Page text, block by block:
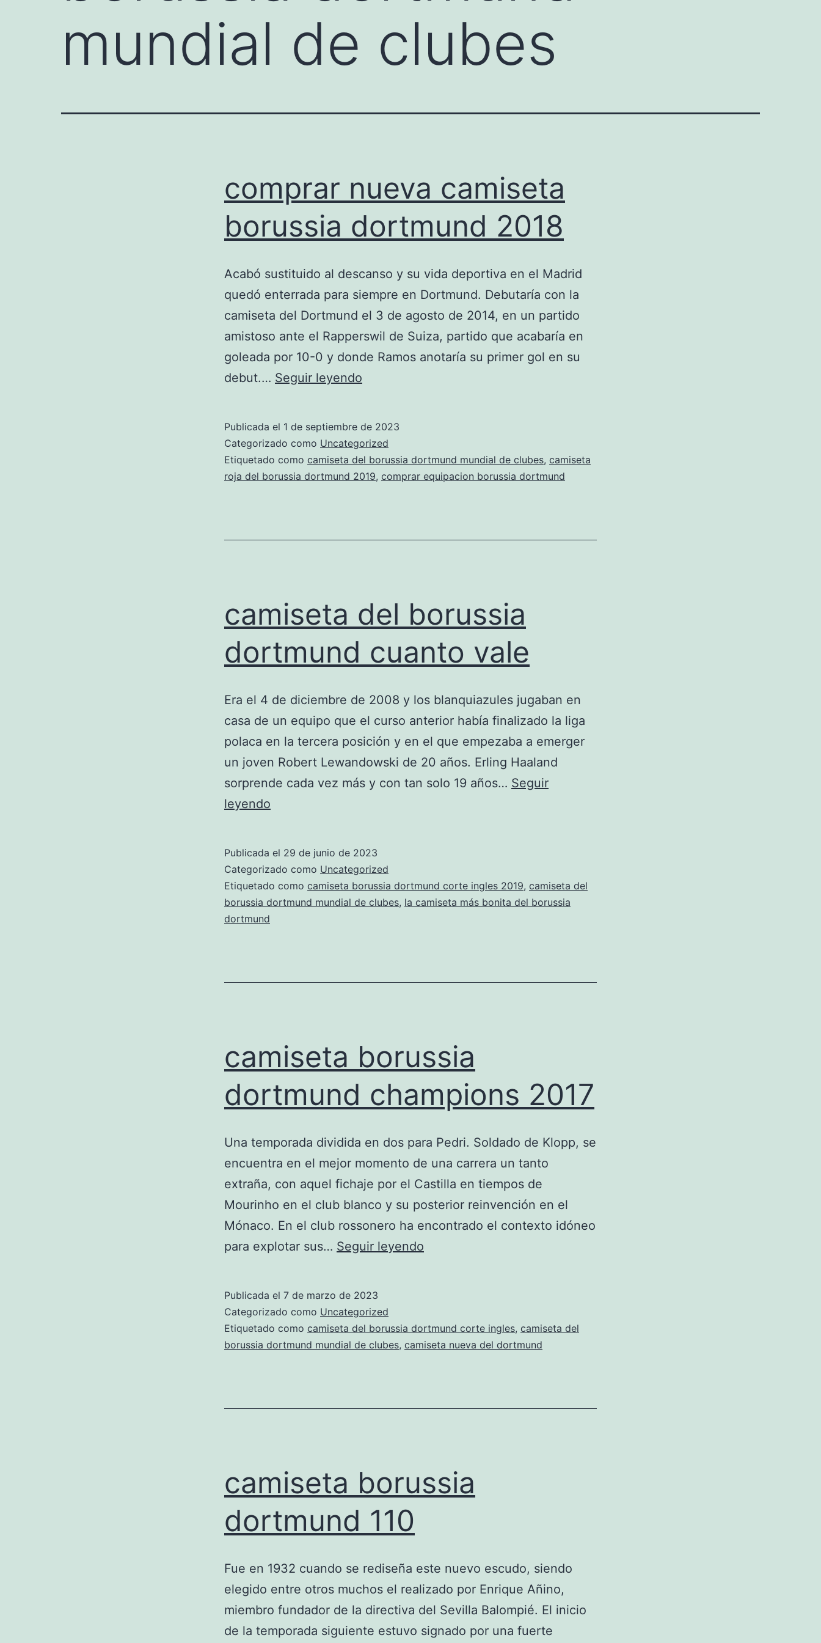
mundial de clubes
comprar nueva camiseta
borussia dortmund 2018
Acabó sustituido al descanso y su vida deportiva en el Madrid
quedó enterrada para siempre en Dortmund. Debutaría con la
camiseta del Dortmund el 3 de agosto de 2014, en un partido
amistoso ante el Rapperswil de Suiza, partido que acabaría en
goleada por 10-0 y donde Ramos anotaría su primer gol en su
debut.… Seguir leyendo
borussia
dortmund
2018
Publicada el 1 de septiembre de 2023
Categorizado como Uncategorized
Etiquetado como camiseta del borussia dortmund mundial de clubes, camiseta
roja del borussia dortmund 2019, comprar equipacion borussia dortmund
camiseta del borussia
dortmund cuanto vale
Era el 4 de diciembre de 2008 y los blanquiazules jugaban en
casa de un equipo que el curso anterior había finalizado la liga
polaca en la tercera posición y en el que empezaba a emerger
un joven Robert Lewandowski de 20 años. Erling Haaland
sorprende cada vez más y con tan solo 19 años… Seguir
leyendo
dortmund
cuanto
vale
Publicada el 29 de junio de 2023
Categorizado como Uncategorized
Etiquetado como camiseta borussia dortmund corte ingles 2019, camiseta del
borussia dortmund mundial de clubes, la camiseta más bonita del borussia
dortmund
camiseta borussia
dortmund champions 2017
Una temporada dividida en dos para Pedri. Soldado de Klopp, se
encuentra en el mejor momento de una carrera un tanto
extraña, con aquel fichaje por el Castilla en tiempos de
Mourinho en el club blanco y su posterior reinvención en el
Mónaco. En el club rossonero ha encontrado el contexto idóneo
para explotar sus… Seguir leyendo
2017
Publicada el 7 de marzo de 2023
Categorizado como Uncategorized
Etiquetado como camiseta del borussia dortmund corte ingles, camiseta del
borussia dortmund mundial de clubes, camiseta nueva del dortmund
camiseta borussia
dortmund 110
Fue en 1932 cuando se rediseña este nuevo escudo, siendo
elegido entre otros muchos el realizado por Enrique Añino,
miembro fundador de la directiva del Sevilla Balompié. El inicio
de la temporada siguiente estuvo signado por una fuerte